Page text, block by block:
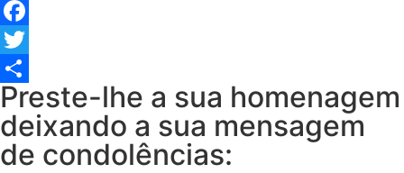
Facebook
Twitter
Share
Preste-lhe a sua homenagem
deixando a sua mensagem
de condolências: